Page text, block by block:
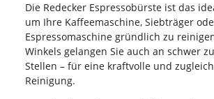
Die Redecker Espressobürste ist das
um Ihre Kaffeemaschine, Siebträger
Espressomaschine gründlich zu
Winkels gelangen Sie auch an schwer
Stellen – für eine kraftvolle und
Reinigung.